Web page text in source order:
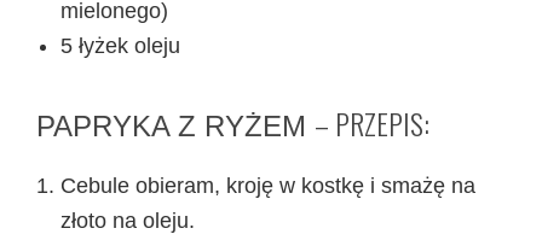
mielonego)
5 łyżek oleju
PAPRYKA Z RYŻEM – PRZEPIS:
Cebule obieram, kroję w kostkę i smażę na
złoto na oleju.